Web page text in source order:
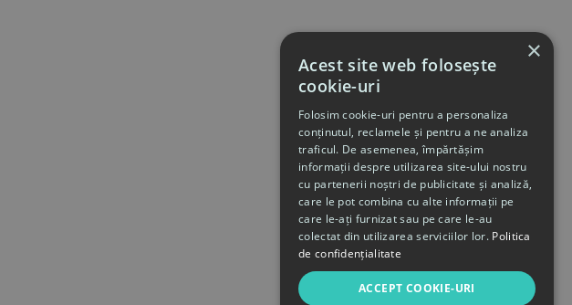
×
Acest site web folosește
cookie-uri
Folosim cookie-uri pentru a personaliza
conținutul, reclamele și pentru a ne analiza
traficul. De asemenea, împărtășim
informații despre utilizarea site-ului nostru
cu partenerii noștri de publicitate și analiză,
care le pot combina cu alte informații pe
care le-ați furnizat sau pe care le-au
colectat din utilizarea serviciilor lor. Politica
de confidențialitate
ACCEPT COOKIE-URI